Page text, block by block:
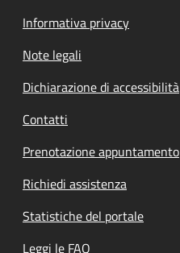
Informativa privacy
Note legali
Dichiarazione di accessibilità
Contatti
Prenotazione appuntamento
Richiedi assistenza
Statistiche del portale
Leggi le FAQ